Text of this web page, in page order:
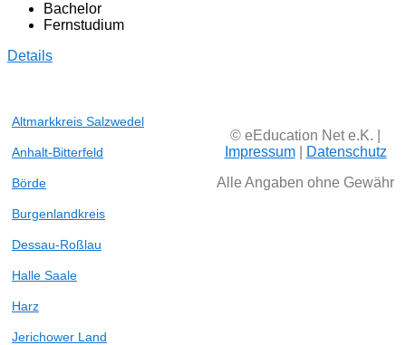
Bachelor
Fernstudium
Details
Altmarkkreis Salzwedel
Anhalt-Bitterfeld
Börde
Burgenlandkreis
Dessau-Roßlau
Halle Saale
Harz
Jerichower Land
© eEducation Net e.K. |
Impressum|
Datenschutz
Alle Angaben ohne Gewähr